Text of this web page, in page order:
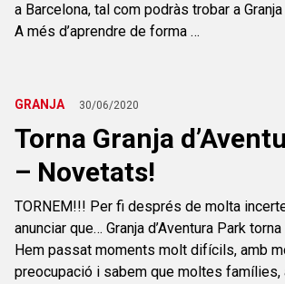
a Barcelona, tal com podràs trobar a Granja
A més d’aprendre de forma …
GRANJA 30/06/2020
Torna Granja
– Novetats!
TORNEM!!! Per fi després de molta
anunciar que… Granja d’Aventura Park
Hem passat moments molt difícils, amb
preocupació i sabem que moltes